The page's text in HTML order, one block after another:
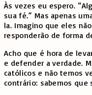
Às vezes eu espero.
sua fé.” Mas apenas
la. Imagino que eles
responderão de forma
Acho que é hora de
e defender a verdade.
católicos e não temos
contrário: sabemos